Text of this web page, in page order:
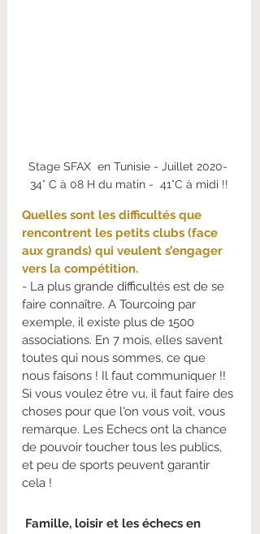
Stage SFAX  en Tunisie - Juillet 2020-
34° C à 08 H du matin -  41°C à midi !!
Quelles sont les difficultés que
rencontrent les petits clubs (face
aux grands) qui veulent s’engager
vers la compétition.
- La plus grande difficultés est de se
faire connaître. A Tourcoing par
exemple, il existe plus de 1500
associations. En 7 mois, elles savent
toutes qui nous sommes, ce que
nous faisons ! Il faut communiquer !!
Si vous voulez être vu, il faut faire des
choses pour que l'on vous voit, vous
remarque. Les Echecs ont la chance
de pouvoir toucher tous les publics,
et peu de sports peuvent garantir
cela !